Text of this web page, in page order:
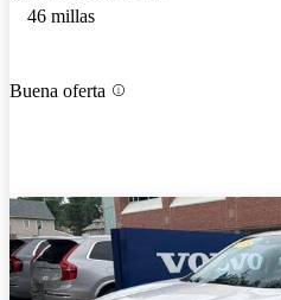
46 millas
Buena oferta